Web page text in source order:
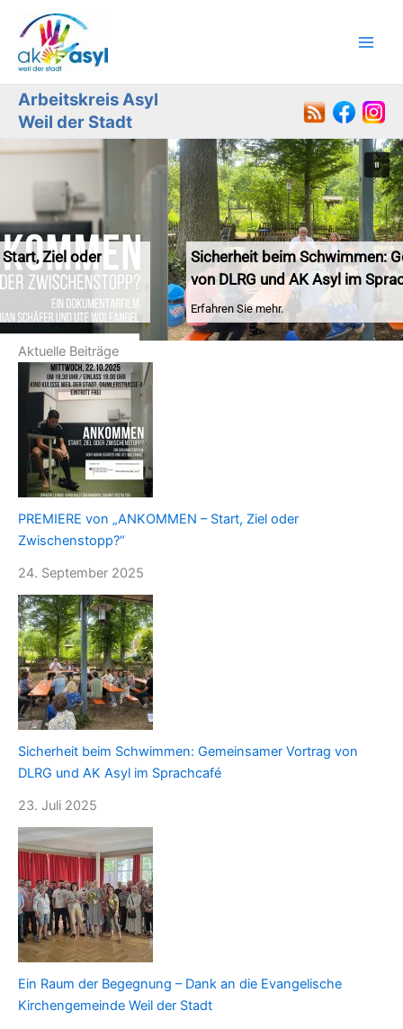
Inhalt
springen
Arbeitskreis Asyl
Weil der Stadt
Sicherheit beim Schwimmen: Gemeinsamer
von DLRG und AK Asyl im Sprachcafé
Erfahren Sie mehr.
Aktuelle Beiträge
PREMIERE von „ANKOMMEN – Start, Ziel oder
Zwischenstopp?“
24. September 2025
Sicherheit beim Schwimmen: Gemeinsamer Vortrag von
DLRG und AK Asyl im Sprachcafé
23. Juli 2025
Ein Raum der Begegnung – Dank an die Evangelische
Kirchengemeinde Weil der Stadt